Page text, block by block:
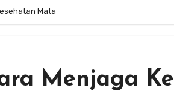
Mata
Menjaga